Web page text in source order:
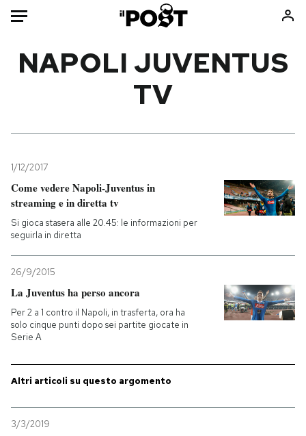
Mondo
Tecnologia
Internet
Cultura
Economia
Sport
Libri
Ok Boomer!
Altrecose
PODCAST
NEWSLETTER
I MIEI PREFERITI
NAPOLI JUVENTUS
TV
1/12/2017
Come vedere Napoli-Juventus in
streaming e in diretta tv
Si gioca stasera alle 20.45: le informazioni per
seguirla in diretta
26/9/2015
La Juventus ha perso ancora
Per 2 a 1 contro il Napoli, in trasferta, ora ha
solo cinque punti dopo sei partite giocate in
Serie A
Altri articoli su questo argomento
3/3/2019